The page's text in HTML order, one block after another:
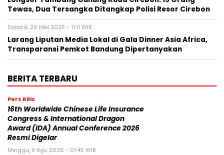
Tewas, Dua Tersangka Ditangkap Polisi Resor Cirebon
Selasa, 20 Mei 2025 - 11:11 WIB
Larang Liputan Media Lokal di Gala Dinner Asia Africa,
Transparansi Pemkot Bandung Dipertanyakan
BERITA TERBARU
Pers Rilis
16th Worldwide Chinese Life Insurance
Congress & International Dragon
Award (IDA) Annual Conference 2026
Resmi Digelar
Minggu, 9 Agu 2026 - 01:45 WIB